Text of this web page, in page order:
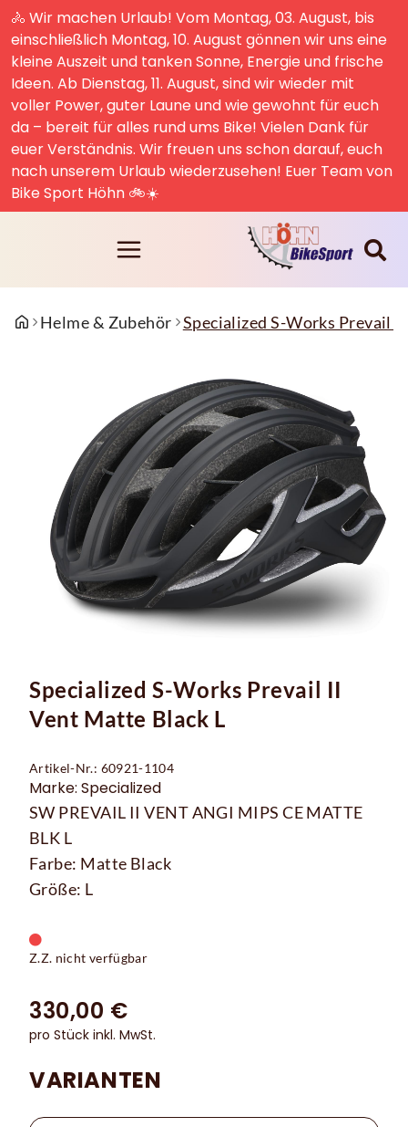
🚴 Wir machen Urlaub! Vom Montag, 03. August, bis
einschließlich Montag, 10. August gönnen wir uns eine
kleine Auszeit und tanken Sonne, Energie und frische
Ideen. Ab Dienstag, 11. August, sind wir wieder mit
voller Power, guter Laune und wie gewohnt für euch
da – bereit für alles rund ums Bike! Vielen Dank für
euer Verständnis. Wir freuen uns schon darauf, euch
nach unserem Urlaub wiederzusehen! Euer Team von
Bike Sport Höhn 🚲☀️
Helme & Zubehör Specialized S-Works Prevail
Specialized S-Works Prevail II
Vent Matte Black L
Artikel-Nr.: 60921-1104
Marke: Specialized
SW PREVAIL II VENT ANGI MIPS CE MATTE
BLK L
Farbe: Matte Black
Größe: L
Z.Z. nicht verfügbar
330,00 €
pro Stück inkl. MwSt.
VARIANTEN